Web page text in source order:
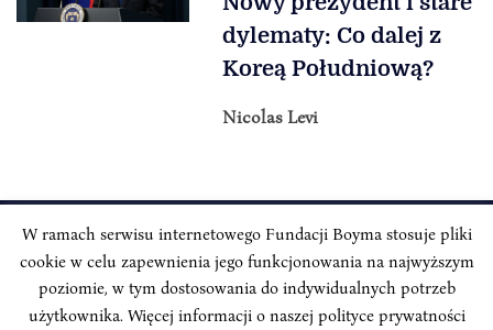
dylematy: Co dalej z
Koreą Południową?
Nicolas Levi
INSTYTUT BOYMA / Asian Century
Adres korespondencyjny: ul. Freta 11/5, 00-027 Warszawa
Odwiedź nas w mediach społecznościowych:
W ramach serwisu internetowego Fundacji Boyma stosuje pliki
cookie w celu zapewnienia jego funkcjonowania na najwyższym
poziomie, w tym dostosowania do indywidualnych potrzeb
użytkownika. Więcej informacji o naszej polityce prywatności